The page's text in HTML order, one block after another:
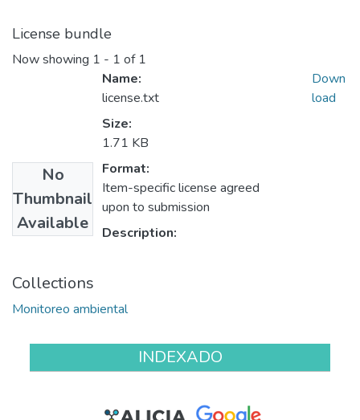
License bundle
Now showing 1 - 1 of 1
No
Thumbnail
Available
Name:
license.txt
Size:
1.71 KB
Format:
Item-specific license agreed
upon to submission
Description:
Down
load
Collections
Monitoreo ambiental
INDEXADO